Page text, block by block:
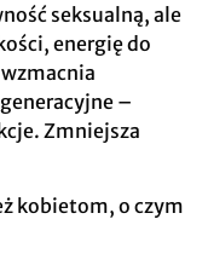
seksualną, ale
energię do
–
Zmniejsza
kobietom, o czym